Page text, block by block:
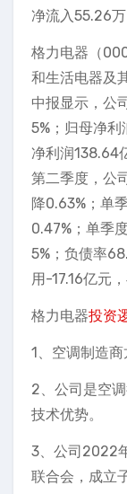
净流入55.26万
格力电器（
和生活电器及
中报显示，公
5%；归母净利
净利润138.64
第二季度，公
降0.63%；单
0.47%；单季
5%；负债率
用-17.16亿元
格力电器投资
1、空调制造
2、公司是空
技术优势。
3、公司2022
联合会，成立